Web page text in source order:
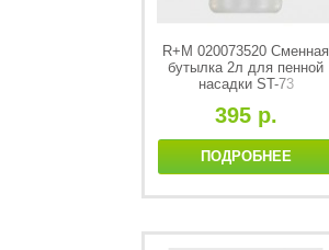
R+M 020073520 Сменная
бутылка 2л для пенной
насадки ST-73
395 р.
ПОДРОБНЕЕ